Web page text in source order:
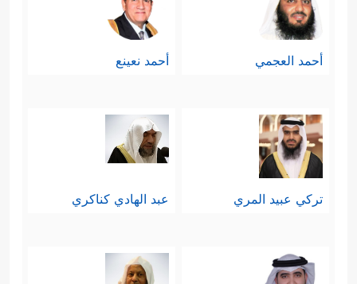
أحمد العجمي أحمد نعينع
تركي عبيد المري عبد الهادي كناكري